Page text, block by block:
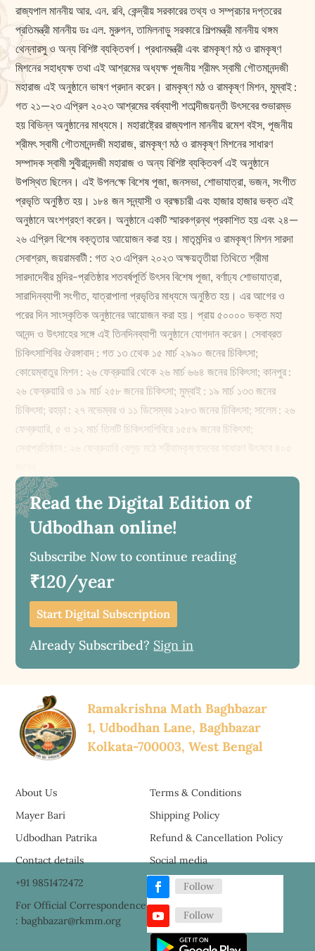
রাজ্যপাল মাননীয় আর. এন. রবি, কেন্দ্রীয় সরকারের তথ্য ও সম্প্রচার দপ্তরের
প্রতিমন্ত্রী মাননীয় ডঃ এল. মুরুগন, তামিলনাড়ু সরকারে শিল্পমন্ত্রী মাননীয় থঙ্গম
থেন্নারসু ও অন্য বিশিষ্ট ব্যক্তিবর্গ। প্রধানমন্ত্রী এবং রামকৃষ্ণ মঠ ও রামকৃষ্ণ
মিশনের সহাধ্য‌‌ক্ষ তথা এই আশ্রমের অধ্যক্ষ পূজনীয় শ্রীমৎ স্বামী গৌতমানন্দজী
মহারাজ এই অনুষ্ঠানে ভাষণ প্রদান করেন। রামকৃষ্ণ মঠ ও রামকৃষ্ণ মিশন, মুম্বাই :
গত ২১—২৩ এপ্রিল ২০২৩ আশ্রমের বর্ষব্যাপী শতাব্দীজয়ন্তী উৎসবের শুভারম্ভ
হয় বিভিন্ন অনুষ্ঠানের মাধ্যমে। মহারাষ্ট্রের রাজ্যপাল মাননীয় রমেশ বইস, পূজনীয়
শ্রীমৎ স্বামী গৌতমানন্দজী মহারাজ, রামকৃষ্ণ মঠ ও রামকৃষ্ণ মিশনের সাধারণ
সম্পাদক স্বামী সুবীরানন্দজী মহারাজ ও অন্য বিশিষ্ট ব্যক্তিবর্গ এই অনুষ্ঠানে
উপস্থিত ছিলেন। এই উপল‌ক্ষে বিশেষ পূজা, জনসভা, শোভাযাত্রা, ভজন, সংগীত
প্রভৃতি অনুষ্ঠিত হয়। ১৮৪ জন সন্ন্যাসী ও ব্রহ্মচারী এবং হাজার হাজার ভক্ত এই
অনুষ্ঠানে অংশগ্রহণ করেন। অনুষ্ঠানে একটি স্মারকগ্রন্থ প্রকাশিত হয় এবং ২৪—
২৬ এপ্রিল বিশেষ বক্তৃতার আয়োজন করা হয়। মাতৃমন্দির ও রামকৃষ্ণ মিশন সারদা
সেবাশ্রম, জয়রামবাটী : গত ২৩ এপ্রিল ২০২৩ অ‌ক্ষয়তৃতীয়া তিথিতে শ্রীমা
সারদাদেবীর মন্দির-প্রতিষ্ঠার শতবর্ষপূর্তি উৎসব বিশেষ পূজা, বর্ণাঢ্য শোভাযাত্রা,
সারাদিনব্যাপী সংগীত, যাত্রাপালা প্রভৃতির মাধ্যমে অনুষ্ঠিত হয়। এর আগের ও
পরের দিন সাংস্কৃতিক অনুষ্ঠানের আয়োজন করা হয়। প্রায় ৫০০০০ ভক্ত মহা
আনন্দ ও উৎসাহের সঙ্গে এই তিনদিনব্যাপী অনুষ্ঠানে যোগদান করেন। সেবাব্রত
চিকিৎসাশিবির ঔরঙ্গাবাদ : গত ১৩ থেেক ১৫ মার্চ ২৯৯০ জনের চিকিৎসা;
কোয়েম্বাতুর মিশন : ২৬ ফেব্রুয়ারি থেকে ২৬ মার্চ ৬৬৪ জনের চিকিৎসা; কানপুর :
২৬ ফেব্রুয়ারি ও ১৯ মার্চ ২৫৮ জনের চিকিৎসা; মুম্বাই : ১৯ মার্চ ১৩৩ জনের
চিকিৎসা; রহড়া : ২৭ নভেম্বর ও ১১ ডিসেম্বর ১২৮৩ জনের চিকিৎসা; সালেম : ২৬
ফেব্রুয়ারি, ৫ ও ১২ মার্চ তিনটি চিকিৎসাশিবিরে ১৫৫৯ জনের চিকিৎসা;
সেবাপ্রতিষ্ঠান : ২৬ ফেব্রুয়ারি বেলুড় মঠে শ্রীরামকৃষ্ণদেবের সাধারণ উৎসবে ৪০৫
Read the Digital Edition of
Udbodhan online!
Subscribe Now to continue reading
₹120/year
Start Digital Subscription
Already Subscribed? Sign in
Ramakrishna Math Baghbazar
1, Udbodhan Lane, Baghbazar
Kolkata-700003, West Bengal
About Us
Mayer Bari
Udbodhan Patrika
Terms & Conditions
Shipping Policy
Refund & Cancellation Policy
Contact details
+91 9851472472
For Official Correspondence
: baghbazar@rkmm.org
Social media
Follow
Follow